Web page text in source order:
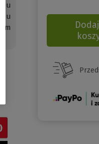
(Nowe